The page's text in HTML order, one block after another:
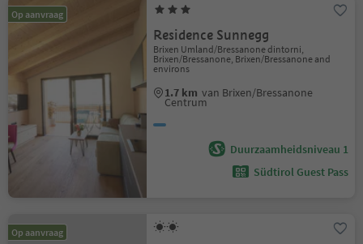
Op aanvraag
Residence Sunnegg
Brixen Umland/Bressanone dintorni,
Brixen/Bressanone, Brixen/Bressanone and
environs
1.7 km van Brixen/Bressanone
Centrum
Duurzaamheidsniveau 1
Südtirol Guest Pass
Op aanvraag